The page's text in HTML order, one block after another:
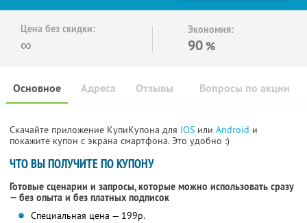
Цена без скидки:
∞
Экономия:
90 %
Основное Отзывы Вопросы по акции
Адреса
Скачайте приложение КупиКупона для IOS или Android и
покажите купон с экрана смартфона. Это удобно :)
ЧТО ВЫ ПОЛУЧИТЕ ПО КУПОНУ
Готовые сценарии и запросы, которые можно использовать сразу
— без опыта и без платных подписок
Специальная цена — 199р.